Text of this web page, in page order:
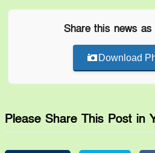
Share this news
Download
Please Share This Post in